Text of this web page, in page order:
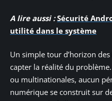
A lire aussi : Sécurité
utilité dans le système
Un simple tour d’horizon
capter la réalité du
ou multinationales, aucun
numérique se construit sur